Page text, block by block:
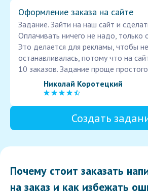
Оформление заказа на сайте
Задание. Зайти на наш сайт и
Оплачивать ничего не надо, только
Это делается для рекламы, чтобы не
останавливалась, потому что на
10 заказов. Задание проще простого
Николай Коротецкий
Создать
Почему стоит заказать
на заказ и как избежать